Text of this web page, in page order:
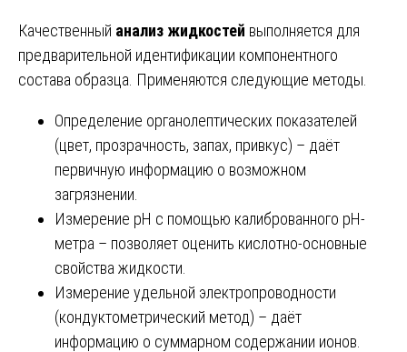
Качественный анализ жидкостей выполняется для
предварительной идентификации компонентного
состава образца. Применяются следующие методы.
Определение органолептических показателей
(цвет, прозрачность, запах, привкус) – даёт
первичную информацию о возможном
загрязнении.
Измерение pH с помощью калиброванного pH-
метра – позволяет оценить кислотно-основные
свойства жидкости.
Измерение удельной электропроводности
(кондуктометрический метод) – даёт
информацию о суммарном содержании ионов.